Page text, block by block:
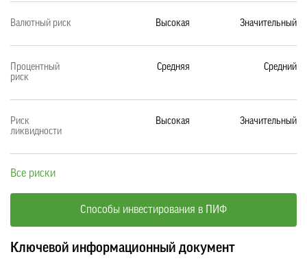
Валютный риск Высокая Значительный
Процентный
риск
Средняя Средний
Риск
ликвидности
Высокая Значительный
Все риски
Способы инвестирования в ПИФ
Ключевой информационный документ